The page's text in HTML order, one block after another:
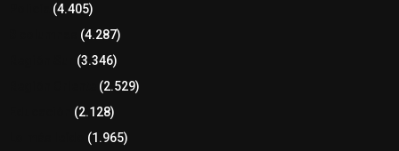
(4.405)
(4.287)
(3.346)
(2.529)
(2.128)
(1.965)